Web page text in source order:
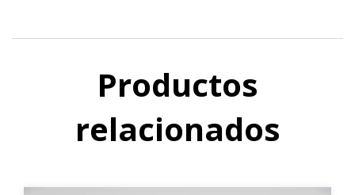
Productos
relacionados